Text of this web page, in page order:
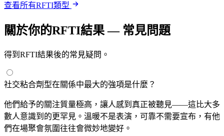
查看所有RFTI類型
關於你的RFTI結果 — 常見問題
得到RFTI結果後的常見疑問。
社交粘合劑型在關係中最大的強項是什麼？
他們給予的關注質量極高，讓人感到真正被聽見——這比大多
數人意識到的更罕見。溫暖不是表演，可靠不需要宣布，有他
們在場聚會氛圍往往會微妙地變好。